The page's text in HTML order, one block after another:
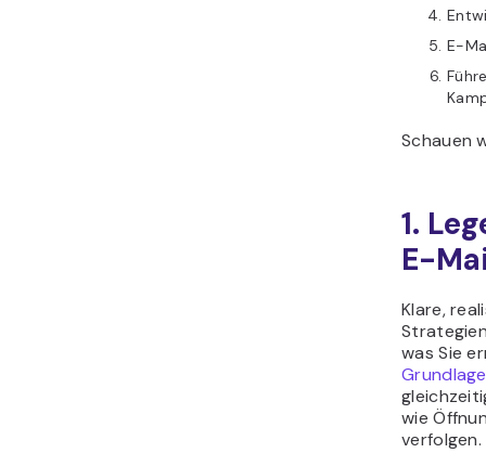
E-
Schauen
1.
E-
Klare,
was Sie
wie
verfolgen.